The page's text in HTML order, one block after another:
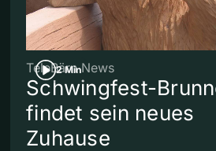
2 Min
TeleBärn News
Schwingfest-
findet sein neues
Zuhause